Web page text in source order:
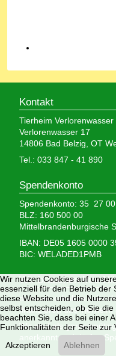
Kontakt
Tierheim Verlorenwasser
Verlorenwasser 17
14806 Bad Belzig, OT
Tel.: 033 847 - 41 890
Spendenkonto
Spendenkonto: 35 27
BLZ: 160 500 00
Mittelbrandenburgische
IBAN: DE05 1605 0000
BIC: WELADED1PMB
Wir brauchen Ihre
denn wir erhalten
finanzieren das
Wir sind als
anerkannt und dürfen
Wir nutzen Cookies auf
essenziell für den Betrieb der
diese Website und die
selbst entscheiden, ob Sie
beachten Sie, dass bei einer
Funktionalitäten der Seite zur
Akzeptieren
Ablehnen